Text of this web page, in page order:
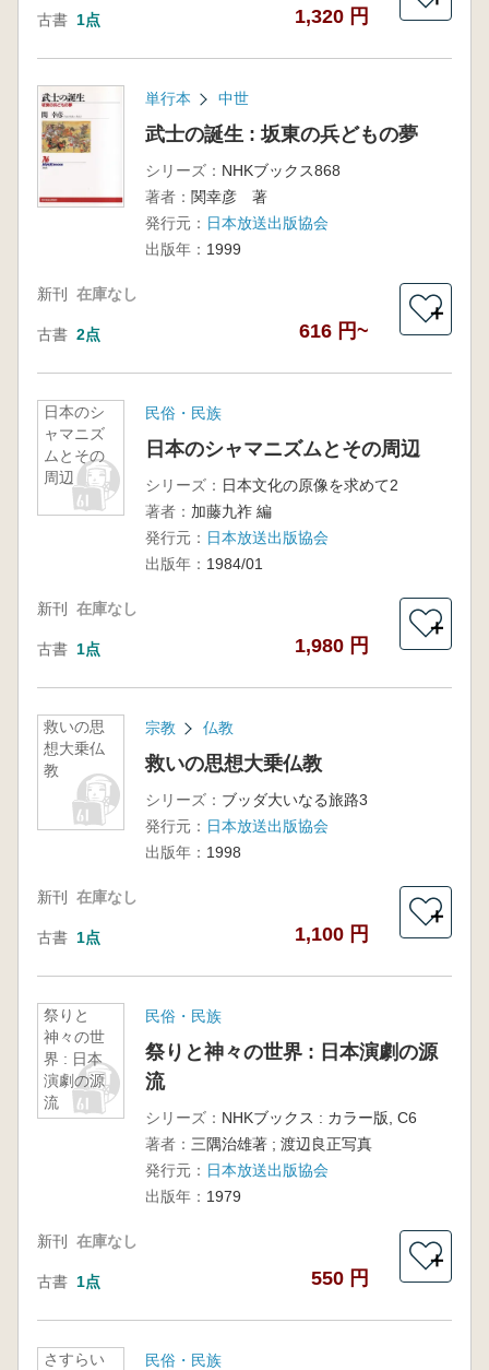
古書 1点 1,320 円
単行本 中世
武士の誕生 : 坂東の兵どもの夢
シリーズ： NHKブックス868
著者： 関幸彦 著
発行元： 日本放送出版協会
出版年： 1999
新刊 在庫なし
古書 2点 616 円~
＋
日本のシ
ャマニズ
ムとその
周辺
民俗・民族
日本のシャマニズムとその周辺
シリーズ： 日本文化の原像を求めて2
著者： 加藤九祚 編
発行元： 日本放送出版協会
出版年： 1984/01
新刊 在庫なし
古書 1点 1,980 円
＋
救いの思
想大乗仏
教
宗教 仏教
救いの思想大乗仏教
シリーズ： ブッダ大いなる旅路3
発行元： 日本放送出版協会
出版年： 1998
新刊 在庫なし
古書 1点 1,100 円
＋
祭りと
神々の世
界 : 日本
演劇の源
流
民俗・民族
祭りと神々の世界 : 日本演劇の源
流
シリーズ： NHKブックス : カラー版, C6
著者： 三隅治雄著 ; 渡辺良正写真
発行元： 日本放送出版協会
出版年： 1979
新刊 在庫なし
古書 1点 550 円
＋
さすらい
民俗・民族